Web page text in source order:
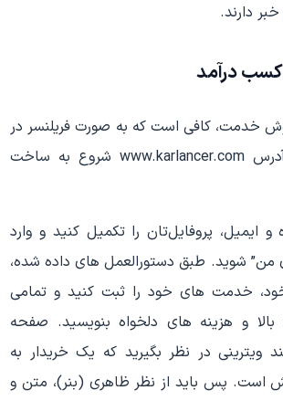
دارند.
درآمد
خدمت، کافی است که به صورت فریلنسر در
سایت کارلنسر به آدرس www.karlancer.com شروع به ساخت
ایمیل، پروفایل‌تان را تکمیل کنید و وارد
شوید. طبق دستورالعمل های داده شده،
خدمت های خود را ثبت کنید و تمامی
و هزینه های دلخواه بنویسید. صفحه
ویترینی در نظر بگیرید که یک خریدار به
است. پس باید از نظر ظاهری (بنر)، متن و